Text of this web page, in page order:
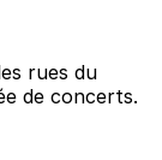
rues du
de concerts.